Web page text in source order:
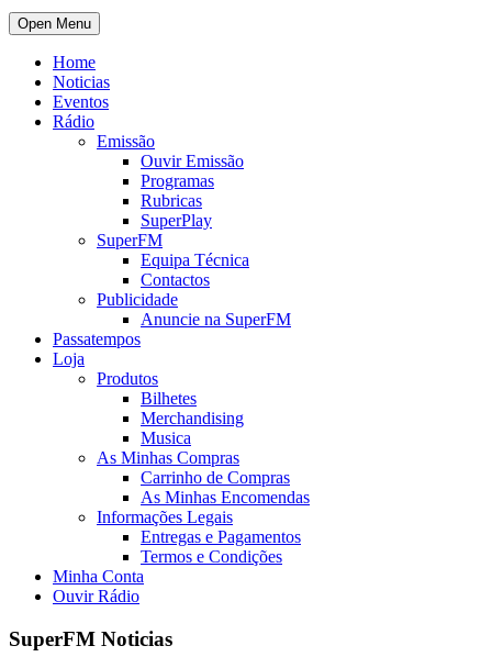
Open Menu
Home
Noticias
Eventos
Rádio
Emissão
Ouvir Emissão
Programas
Rubricas
SuperPlay
SuperFM
Equipa Técnica
Contactos
Publicidade
Anuncie na SuperFM
Passatempos
Loja
Produtos
Bilhetes
Merchandising
Musica
As Minhas Compras
Carrinho de Compras
As Minhas Encomendas
Informações Legais
Entregas e Pagamentos
Termos e Condições
Minha Conta
Ouvir Rádio
SuperFM Noticias